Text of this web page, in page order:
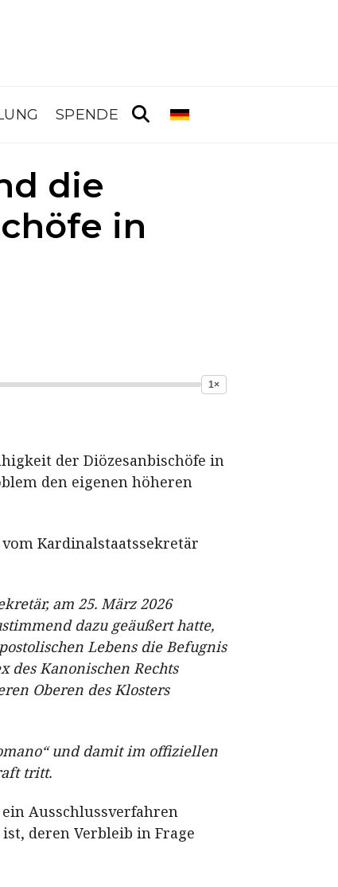
SPENDE
die
in
1×
der Diözesanbischöfe in
den eigenen höheren
Kardinalstaatssekretär
am 25. März 2026
dazu geäußert hatte,
Lebens die Befugnis
des Kanonischen Rechts
Oberen des Klosters
und damit im offiziellen
tritt.
Ausschlussverfahren
deren Verbleib in Frage